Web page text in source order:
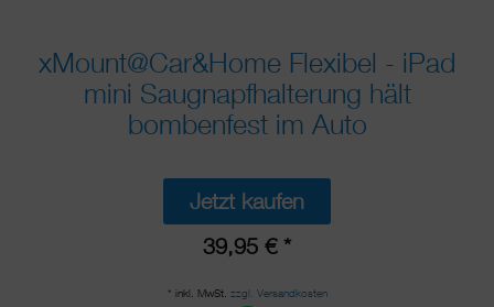
xMount@Car&Home Flexibel - iPad
mini Saugnapfhalterung hält
bombenfest im Auto
Jetzt kaufen
39,95 € *
* inkl. MwSt. zzgl. Versandkosten